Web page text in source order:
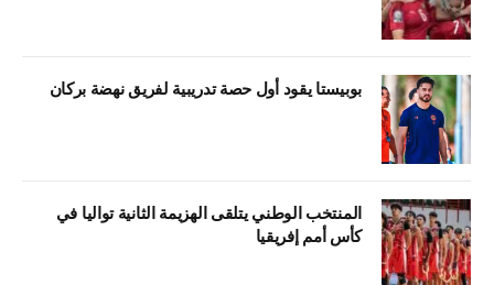
بوبيستا يقود أول حصة تدريبية لفريق نهضة بركان
المنتخب الوطني يتلقى الهزيمة الثانية تواليا في
كأس أمم إفريقيا